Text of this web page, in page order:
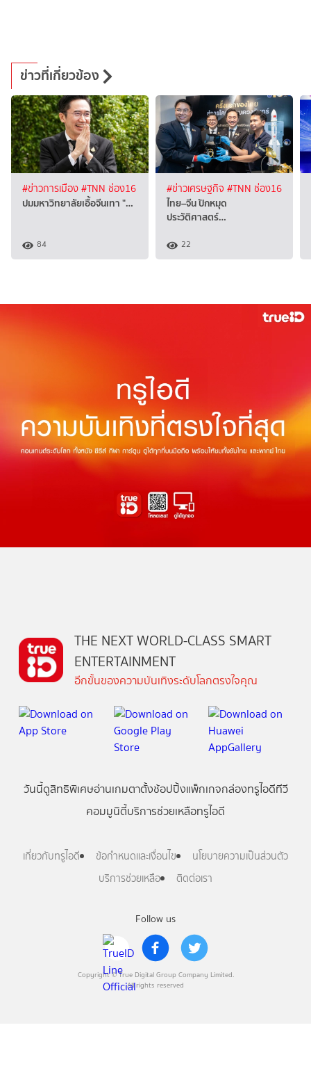
ข่าวที่เกี่ยวข้อง
#ข่าวการเมือง#TNN ช่อง16
ปมมหาวิทยาลัยเอื้อจีนเทา "…
84
#ข่าวเศรษฐกิจ #TNN ช่อง16
ไทย–จีน ปักหมุด
ประวัติศาสตร์…
22
Follow us
Copyright © True Digital Group Company Limited.
All rights reserved
THE NEXT WORLD-CLASS SMART
ENTERTAINMENT
อีกขั้นของความบันเทิงระดับโลกตรงใจคุณ
วันนี้ดูสิทธิพิเศษอ่านเกมตาตั้งช้อปปิ้งแพ็กเกจกล่องทรูไอดีทีวี
คอมมูนิตี้บริการช่วยเหลือทรูไอดี
เกี่ยวกับทรูไอดี ข้อกำหนดและเงื่อนไข
นโยบายความเป็นส่วนตัว
บริการช่วยเหลือ
ติดต่อเรา